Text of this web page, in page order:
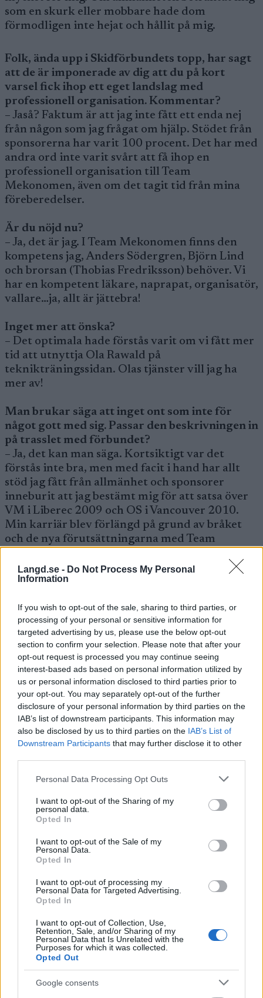
Langd.se - Do Not Process My Personal
Information
If you wish to opt-out of the sale, sharing to third parties, or
processing of your personal or sensitive information for
targeted advertising by us, please use the below opt-out
section to confirm your selection. Please note that after your
opt-out request is processed you may continue seeing
interest-based ads based on personal information utilized by
us or personal information disclosed to third parties prior to
your opt-out. You may separately opt-out of the further
disclosure of your personal information by third parties on the
IAB’s list of downstream participants. This information may
also be disclosed by us to third parties on the IAB’s List of
Downstream Participants that may further disclose it to other
Please note that this website/app uses one or more Google
not limited to your visit or usage behaviour. You may click to
grant or deny consent to Google and its third-party tags to
use your data for below specified purposes in below Google
consent section.
Personal Data Processing Opt Outs
I want to opt-out of the Sharing of my
personal data.
Opted In
I want to opt-out of the Sale of my
Personal Data.
Opted In
I want to opt-out of processing my
Personal Data for Targeted Advertising.
Opted In
I want to opt-out of Collection, Use,
Retention, Sale, and/or Sharing of my
Personal Data that Is Unrelated with the
Purposes for which it was collected.
Opted Out
Google consents
som en skurk eller mobbare hade dom
förmodligen inte hejat och hållit på mig.
Folk, ända upp i Skidförbundets topp, har sagt
att de är imponerade av dig att du på kort
varsel fick ihop ett eget landslag med
professionell organisation. Kommentar?
– Jaså? Faktum är att jag inte fått ett enda nej
från någon som jag frågat om hjälp. Stödet från
sponsorerna har varit 100 procent. Det har med
andra ord inte varit svårt att få ihop en
professionell organisation till Team
Mekonomen, även om det tagit tid från mina
föreberedelser.
Är du nöjd nu?
– Ja, det är jag. I Team Mekonomen finns den
kompetens jag, Anders Södergren, Björn Lind
och brorsan (Thobias Fredriksson) behöver. Vi
har en kompetent läkare, naprapat, organisatör,
vallare…ja, allt är jättebra!
Inget mer att önska?
– Det optimala hade förstås varit om vi fått mer
tid att utnyttja Ola Rawald på
teknikträningssidan. Olas tjänster vill jag ha
mer av!
Man brukar säga att inget ont som inte för
något gott med sig. Passar den beskrivningen in
på trasslet med förbundet?
– Ja, det kan man säga. Kortsiktigt var det
förstås inte bra, men med facit i hand har allt
stöd jag fått från allmänhet och sponsorer
inneburit att jag bestämt mig för att satsa över
VM i Liberec 2009 och OS i Vancouver 2010.
Min karriär blev förlängd på grund av bråket
och de nya förutsättningarna med Team
med Bengt Stattin där?
– Först och främst måste jag kvalificera mig till
landslagtruppen som ska åka i Beitostölen. Det
krävs att jag levererar resultat i Bruksvallarna,
det är jag medveten om. Därefter får vi se hur
det går…jag tänker agera professionellt och
fokusera på att göra ett så bra lopp som möjligt i
Beitostölen. Jag oroar mig inte, men Bengt
Stattin är inte någon jag går ut och tar en fika
med i alla fall.
Vem ska valla dina skidor i landslaget?
Vet inte?
– Nej, men enligt vad jag läst på langd.se blir det
Lasse Frykberg!
Borde inte han redan nu ha fått ta sig an din
enorma skidpark?
– Det är mycket jobb att göra, det kan jag lova.
Orolig?
– Ja, det är ett orosmoln på himmelen när man
inte vet vem som ska valla ens skidor. Jag
hoppas att det löser sig.